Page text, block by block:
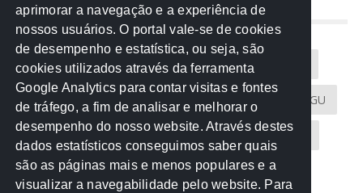
NUVEM DE TAGS
Acontece na Rede AGU AMM
Atricon Audicom CAU-MT CGU
CREA-MT Eventos MPC-MT MPE-MT
MPF Notícias PF PGE-MT PGR
aprimorar a navegação e a experiência de
nossos usuários. O portal vale-se de cookies
de desempenho e estatística, ou seja, são
cookies utilizados através da ferramenta
Google Analytics para contar visitas e fontes
de tráfego, a fim de analisar e melhorar o
desempenho do nosso website. Através destes
dados estatísticos conseguimos saber quais
são as páginas mais e menos populares e a
visualizar a navegabilidade pelo website. Para